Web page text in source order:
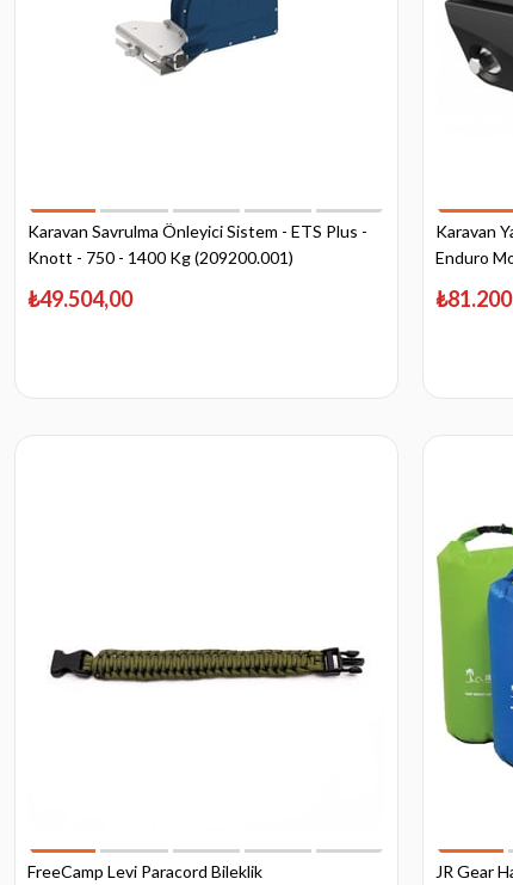
Karavan Savrulma Önleyici Sistem - ETS Plus -
Knott - 750 - 1400 Kg (209200.001)
₺49.504,00
Karavan
Enduro
FreeCamp Levi Paracord Bileklik JR Gear